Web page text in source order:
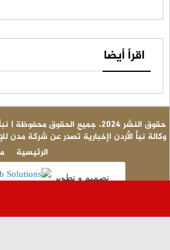
اقرأ أيضا
© حقوق النشر 2024، جميع الحقوق محفوظة | نبأ الأردن
وكالة نبأ الأردن اإخبارية تصدر عن شركة مدن
الرئيسية
تصميم و تطوير